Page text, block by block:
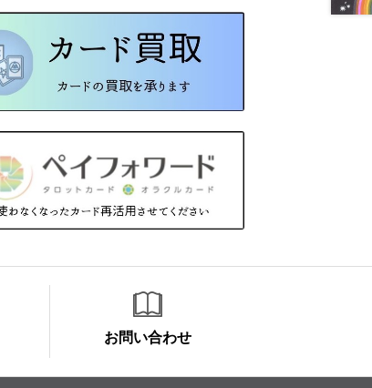
お問い合わせ